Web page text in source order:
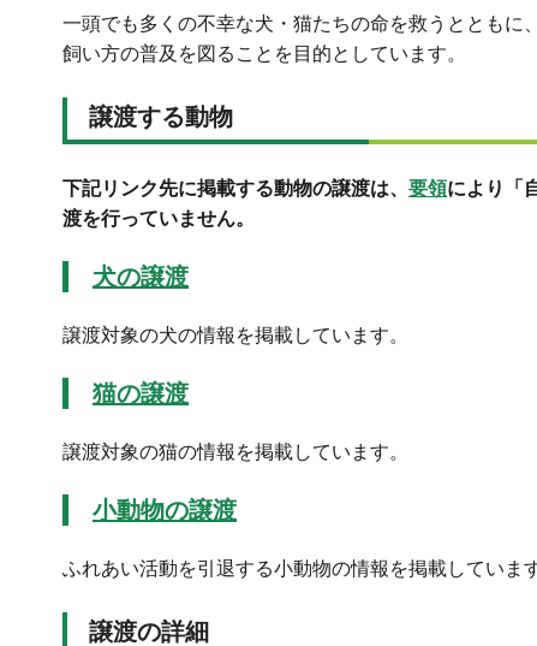
一頭でも多くの不幸な犬・猫たちの命を救うととも
飼い方の普及を図ることを目的としています。
譲渡する動物
下記リンク先に掲載する動物の譲渡は、 要領により「
渡を行っていません。
犬の譲渡
譲渡対象の犬の情報を掲載しています。
猫の譲渡
譲渡対象の猫の情報を掲載しています。
小動物の譲渡
ふれあい活動を引退する小動物の情報を掲載しています
譲渡の詳細